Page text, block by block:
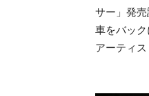
サー」発
車をバッ
アーティ